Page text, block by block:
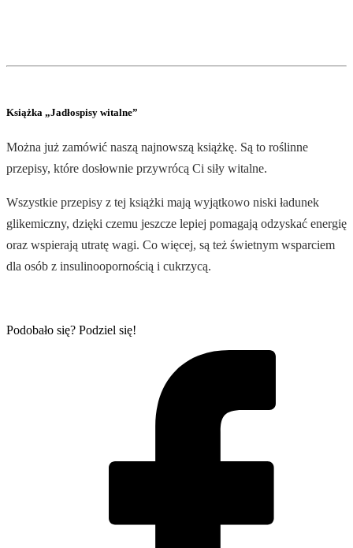
Książka „Jadłospisy witalne”
Można już zamówić naszą najnowszą książkę. Są to roślinne
przepisy, które dosłownie przywrócą Ci siły witalne.
Wszystkie przepisy z tej książki mają wyjątkowo niski ładunek
glikemiczny, dzięki czemu jeszcze lepiej pomagają odzyskać energię
oraz wspierają utratę wagi. Co więcej, są też świetnym wsparciem
dla osób z insulinoopornością i cukrzycą.
Podobało się? Podziel się!